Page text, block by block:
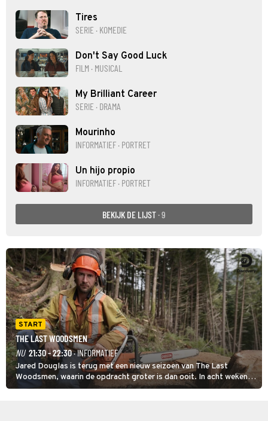
Tires
SERIE · KOMEDIE
Don't Say Good Luck
FILM · MUSICAL
My Brilliant Career
SERIE · DRAMA
Mourinho
INFORMATIEF · PORTRET
Un hijo propio
INFORMATIEF · PORTRET
BEKIJK DE LIJST · 9
START
THE LAST WOODSMEN
NU 21:30 - 22:30· INFORMATIEF
Jared Douglas is terug met een nieuw seizoen van The Last
Woodsmen, waarin de opdracht groter is dan ooit. In acht weken
tijd probeert hij een miljoen dollar bij elkaar te vergaren om de